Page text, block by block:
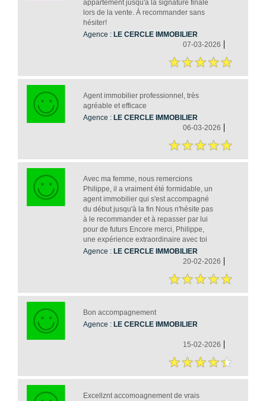
appartement jusqu'à la signature finale
lors de la vente. À recommander sans
hésiter!
Agence : LE CERCLE IMMOBILIER
07-03-2026
Agent immobilier professionnel, très
agréable et efficace
Agence : LE CERCLE IMMOBILIER
06-03-2026
Avec ma femme, nous remercions
Philippe, il a vraiment été formidable, un
agent immobilier qui s'est accompagné
du début jusqu'à la fin Nous n'hésite pas
à le recommander et à repasser par lui
pour de futurs Encore merci, Philippe,
une expérience extraordinaire avec toi
Agence : LE CERCLE IMMOBILIER
20-02-2026
Bon accompagnement
Agence : LE CERCLE IMMOBILIER
15-02-2026
Excellznt accomoagnement de vrais